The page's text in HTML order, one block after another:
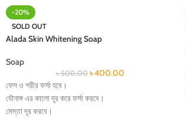
-20%
SOLD OUT
Alada Skin Whitening Soap
Soap
৳500.00 ৳400.00
ফেস ও শরীর ফর্সা হবে।
যৌনাঙ্গ এর কালো দূর করে ফর্সা করবে।
মেস্তা দূর করবে।